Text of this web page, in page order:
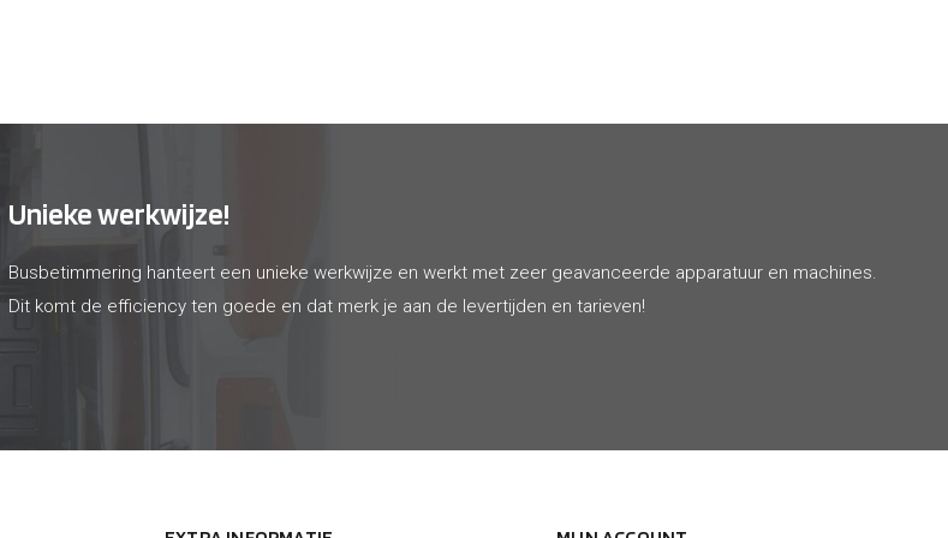
€ 65
€ 65
Unieke werkwijze!
Busbetimmering hanteert een unieke werkwijze en werkt met zeer geavanceerde apparatuur en machines.
Dit komt de efficiency ten goede en dat merk je aan de levertijden en tarieven!